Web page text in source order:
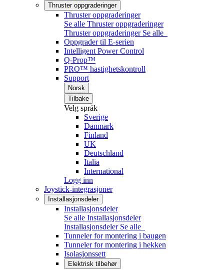
Thruster oppgraderinger
Thruster oppgraderinger
Se alle Thruster oppgraderinger
Thruster oppgraderinger Se alle
Oppgrader til E-serien
Intelligent Power Control
Q-Prop™
PRO™ hastighetskontroll
Support
Norsk
Tilbake
Velg språk
Sverige
Danmark
Finland
UK
Deutschland
Italia
International
Logg inn
Joystick-integrasjoner
Installasjonsdeler
Installasjonsdeler
Se alle Installasjonsdeler
Installasjonsdeler Se alle
Tunneler for montering i baugen
Tunneler for montering i hekken
Isolasjonssett
Elektrisk tilbehør